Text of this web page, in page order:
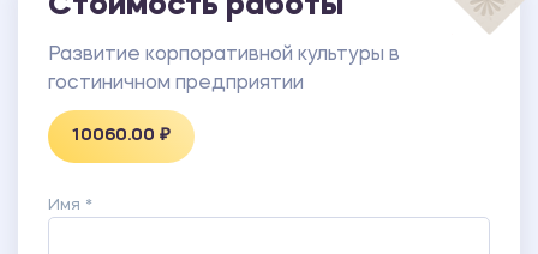
Стоимость работы
Развитие корпоративной культуры в
гостиничном предприятии
10060.00 ₽
Имя *